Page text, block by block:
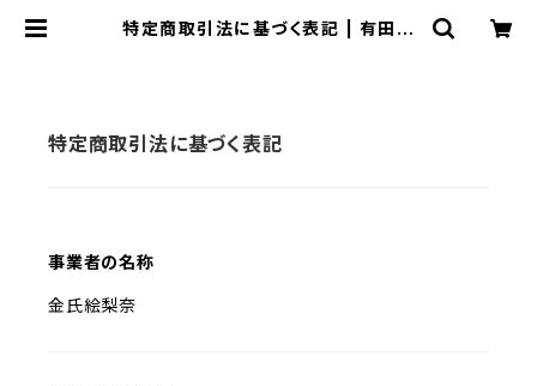
特定商取引法に基づく表記 | 有田焼
特定商取引法に基づく表記
事業者の名称
金氏絵梨奈